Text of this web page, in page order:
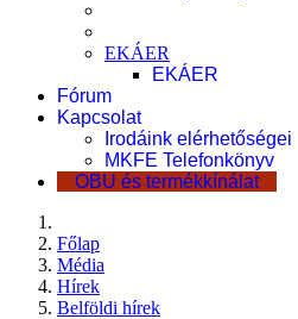
EKÁER
EKÁER
Fórum
Kapcsolat
Irodáink elérhetőségei
MKFE Telefonkönyv
OBU és termékkínálat
Főlap
Média
Hírek
Belföldi hírek